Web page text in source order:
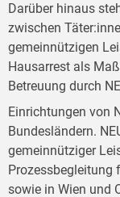
Darüber hinaus
zwischen
gemeinnützigen
Hausarrest als
Betreuung durch
Einrichtungen von
Bundesländern.
gemeinnütziger
Prozessbegleitung
sowie in Wien und